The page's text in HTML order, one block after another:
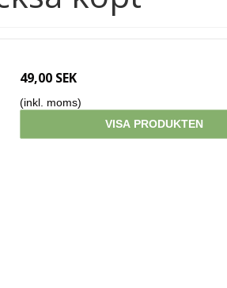
49,00 SEK
(inkl. moms)
VISA PRODUKTEN